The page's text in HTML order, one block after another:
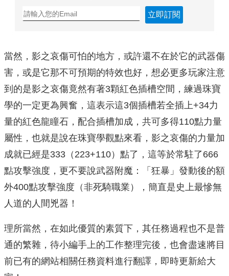
立即訂閱
當然，影之哀傷可怕的地方，或許還不在於它的武器傷
害，或是它那不可預期的特效也好，想必更多玩家注意
到的是影之哀傷竟然有著3顆紅色插槽空間，練過珠寶
學的一定更為興奮，這表示這3個插槽若全插上+34力
量的紅色龍瞳石，配合插槽加成，共可多得110點力量
屬性，也就是說在珠寶學觀點來看，影之哀傷的力量加
成就已經是333（223+110）點了，這等於常駐了666
點攻擊強度，更不要說武器附魔：「狂暴」發動後的額
外400點攻擊強度（非死騎職業），簡直是史上最慘無
人道的人間兇器！
理所當然，在如此優質的素質下，其任務過程也不是普
通的繁雜，待小編手上的工作整理完後，也會盡速將目
前已有的網站相關任務資料進行翻譯，即時更新給大